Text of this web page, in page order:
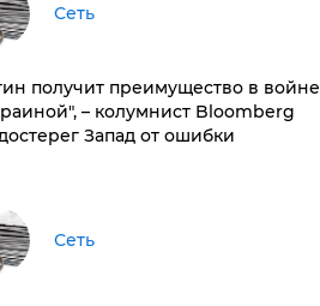
Сеть
получит преимущество в войне
– колумнист Bloomberg
Запад от ошибки
Сеть